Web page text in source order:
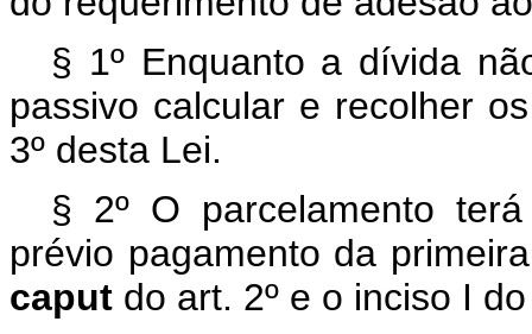
§ 1º Enquanto a dívida
passivo calcular e recolher
3º desta Lei.
§ 2º O parcelamento
prévio pagamento da
caput do art. 2º e o inciso I